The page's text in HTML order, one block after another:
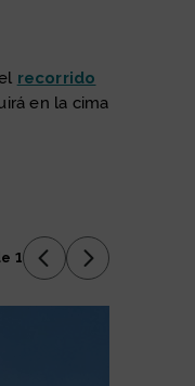
recorrido
en la cima
1
AnteriorSiguiente